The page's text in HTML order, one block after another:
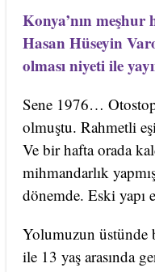
Konya’nın
Hasan Hüseyin
olması niyeti ile
Sene 1976…
olmuştu. Rahmetli
Ve bir hafta orada
mihmandarlık
dönemde. Eski yapı
Yolumuzun üstünde
ile 13 yaş arasında